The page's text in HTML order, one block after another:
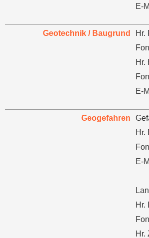
E-
Geotechnik / Baugrund
Hr.
Hr.
E-
Geogefahren
Hr.
E-
Hr.
Hr.